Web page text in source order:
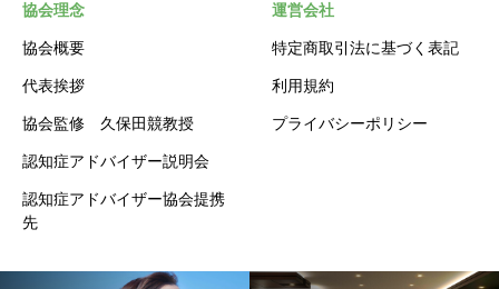
協会理念
協会概要
代表挨拶
協会監修 久保田競教授
認知症アドバイザー説明会
認知症アドバイザー協会提携
先
運営会社
特定商取引法に基づく表記
利用規約
プライバシーポリシー